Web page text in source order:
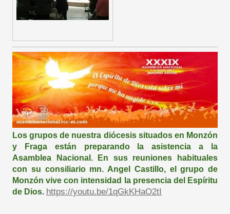
Los grupos de nuestra diócesis situados en Monzón
y Fraga están preparando la asistencia a la
Asamblea Nacional. En sus reuniones habituales
con su consiliario mn. Angel Castillo, el grupo de
Monzón vive con intensidad la presencia del Espíritu
de Dios. https://youtu.be/1qGkKHaO2tI